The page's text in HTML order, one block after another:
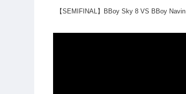
【SEMIFINAL】BBoy Sky 8 VS BBoy Navin